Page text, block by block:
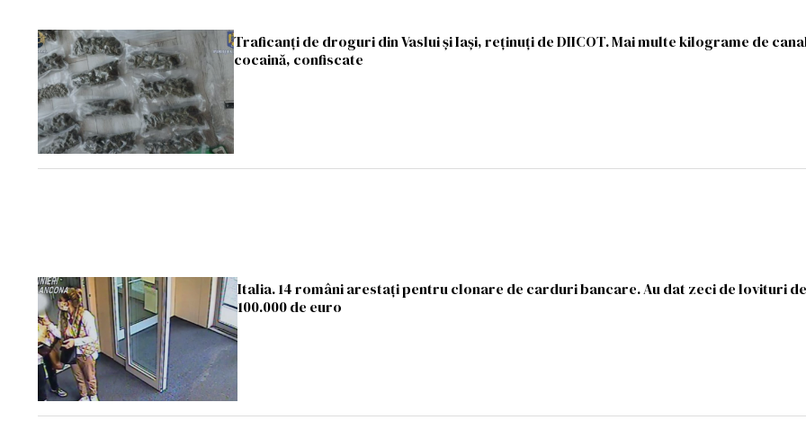
Traficanţi de droguri din Vaslui şi Iaşi, reţinuţi de DIICOT. Mai multe kilograme de
cocaină, confiscate
Italia. 14 români arestați pentru clonare de carduri bancare. Au dat zeci de lovituri
100.000 de euro